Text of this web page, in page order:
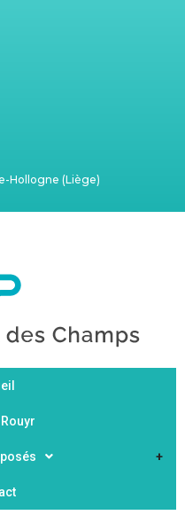
Hollogne (Liège)